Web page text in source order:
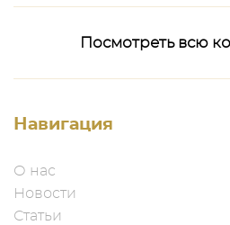
Посмотреть всю
Навигация
О нас
Новости
Статьи